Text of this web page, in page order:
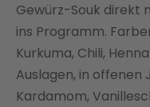
Gewürz-Souk direkt
ins Programm.
Kurkuma, Chili,
Auslagen, in offenen
Kardamom,